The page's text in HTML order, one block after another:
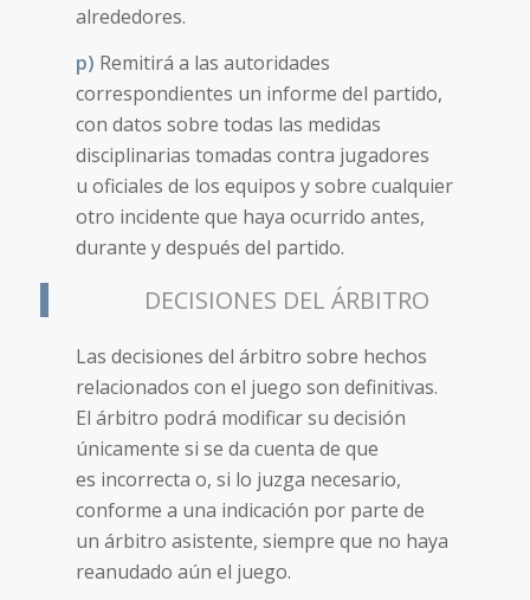
alrededores.
p) Remitirá a las autoridades
correspondientes un informe del partido,
con datos sobre todas las medidas
disciplinarias tomadas contra jugadores
u oficiales de los equipos y sobre cualquier
otro incidente que haya ocurrido antes,
durante y después del partido.
DECISIONES DEL ÁRBITRO
Las decisiones del árbitro sobre hechos
relacionados con el juego son definitivas.
El árbitro podrá modificar su decisión
únicamente si se da cuenta de que
es incorrecta o, si lo juzga necesario,
conforme a una indicación por parte de
un árbitro asistente, siempre que no haya
reanudado aún el juego.